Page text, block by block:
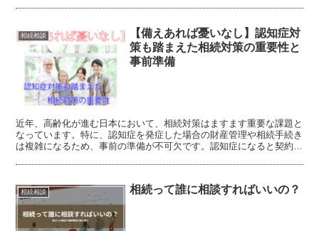
理整頓、不動産の事、医療と介護の意思表明、墓の準備から相続ま
で、終活は広範囲にわたります。そこでお勧めなのが、エンディング
ノートを活用する事です。
相続相談
【備えあれば憂いなし】認知症対
策も踏まえた相続対策の重要性と
事前準備
近年、高齢化が進む日本において、相続対策はますます重要な課題と
なっています。特に、認知症を発症した場合の財産管理や相続手続き
は複雑になるため、事前の準備が不可欠です。認知症になると契約行
相続相談 相続って誰に相談すればいいの？